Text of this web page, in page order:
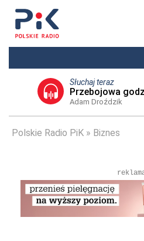
Słuchaj teraz
Przebojowa
Adam Droździk
Polskie Radio PiK Biznes